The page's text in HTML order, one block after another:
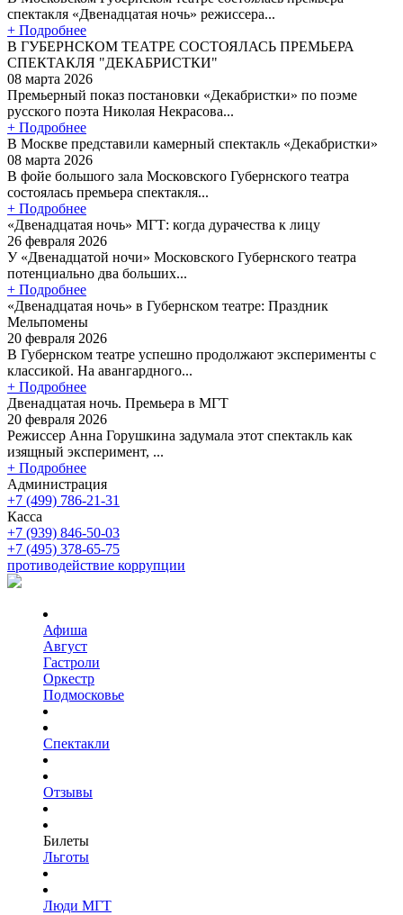
спектакля «Двенадцатая ночь» режиссера...
+ Подробнее
В ГУБЕРНСКОМ ТЕАТРЕ СОСТОЯЛАСЬ ПРЕМЬЕРА
СПЕКТАКЛЯ "ДЕКАБРИСТКИ"
08 марта 2026
Премьерный показ постановки «Декабристки» по поэме
русского поэта Николая Некрасова...
+ Подробнее
В Москве представили камерный спектакль «Декабристки»
08 марта 2026
В фойе большого зала Московского Губернского театра
состоялась премьера спектакля...
+ Подробнее
«Двенадцатая ночь» МГТ: когда дурачества к лицу
26 февраля 2026
У «Двенадцатой ночи» Московского Губернского театра
потенциально два больших...
+ Подробнее
«Двенадцатая ночь» в Губернском театре: Праздник
Мельпомены
20 февраля 2026
В Губернском театре успешно продолжают эксперименты с
классикой. На авангардного...
+ Подробнее
Двенадцатая ночь. Премьера в МГТ
20 февраля 2026
Режиссер Анна Горушкина задумала этот спектакль как
изящный эксперимент, ...
+ Подробнее
Администрация
+7 (499) 786-21-31
Касса
+7 (939) 846-50-03
+7 (495) 378-65-75
противодействие коррупции
Афиша
Август
Гастроли
Оркестр
Подмосковье
Спектакли
Отзывы
Билеты
Льготы
Люди МГТ